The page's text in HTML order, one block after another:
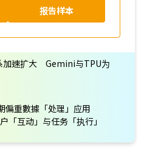
报告样本
加速扩大 Gemini与TPU为
偏重數據「处理」应用
「互动」与任务「执行」